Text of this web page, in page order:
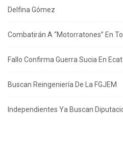
Delfina Gómez
Combatirán A “Motorratones” En
Fallo Confirma Guerra Sucia En
Buscan Reingeniería De La FGJEM
Independientes Ya Buscan